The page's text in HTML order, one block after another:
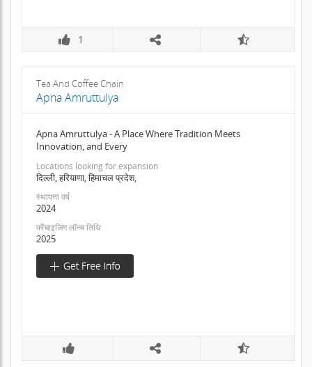
1
Tea And Coffee Chain
Apna Amruttulya
Apna Amruttulya - A Place Where Tradition Meets
Innovation, and Every
Locations looking for expansion
दिल्ली, हरियाणा, हिमाचल प्रदेश,
स्थापना वर्ष
2024
फ़्रैंचाइजिंग लॉन्च तिथि
2025